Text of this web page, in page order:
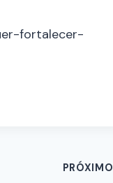
fortalecer-
PRÓXIMO